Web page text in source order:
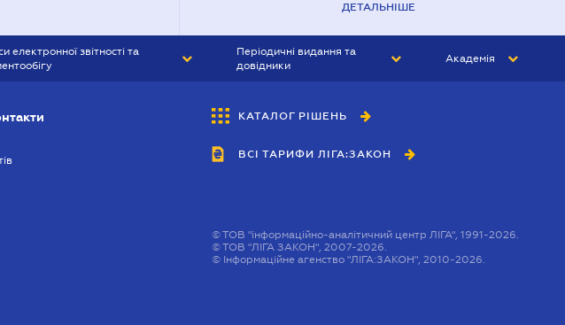
ДЕТАЛЬНІШЕ
електронної звітності та
Періодичні видання та
довідники
БУХГАЛТЕР&ЗАКОН
ВІСНИК МСФЗ
Академія
КАТАЛОГ РІШЕНЬ
ВСІ ТАРИФИ ЛІГА:ЗАКОН
©ТОВ "інформаційно-аналітичний центр ЛІГА", 1991-2026.
©ТОВ "ЛІГА ЗАКОН", 2007-2026.
© Інформаційне агенство "ЛІГА:ЗАКОН", 2010-2026.